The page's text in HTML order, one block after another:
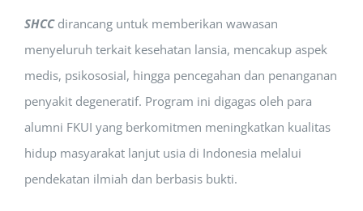
SHCC dirancang untuk memberikan wawasan
menyeluruh terkait kesehatan lansia, mencakup aspek
medis, psikososial, hingga pencegahan dan penanganan
penyakit degeneratif. Program ini digagas oleh para
alumni FKUI yang berkomitmen meningkatkan kualitas
hidup masyarakat lanjut usia di Indonesia melalui
pendekatan ilmiah dan berbasis bukti.